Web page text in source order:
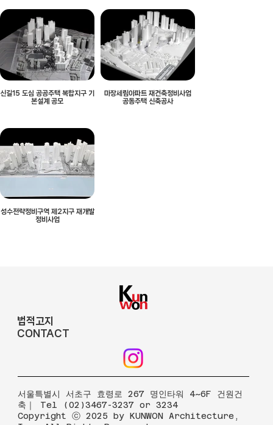
신길15 도심 공공주택 복합지구 기
본설계 공모
마장세림아파트 재건축정비사업
공동주택 신축공사
성수전략정비구역 제2지구 재개발
정비사업
법적고지
CONTACT
​서울특별시 서초구 효령로 267 명인타워 4~6F 건원건
축｜ Tel (02)3467-3237 or 3234
Copyright ⓒ 2025 by KUNWON Architecture,